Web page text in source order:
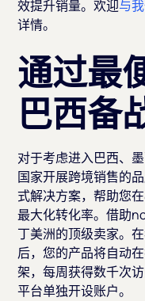
效提升销量。欢迎与
详情。
通过最
巴西备
对于考虑进入巴西、
国家开展跨境销售的
式解决方案，帮助您
最大化转化率。借助
丁美洲的顶级卖家。
后，您的产品将自动
架，每周获得数千次
平台单独开设账户。